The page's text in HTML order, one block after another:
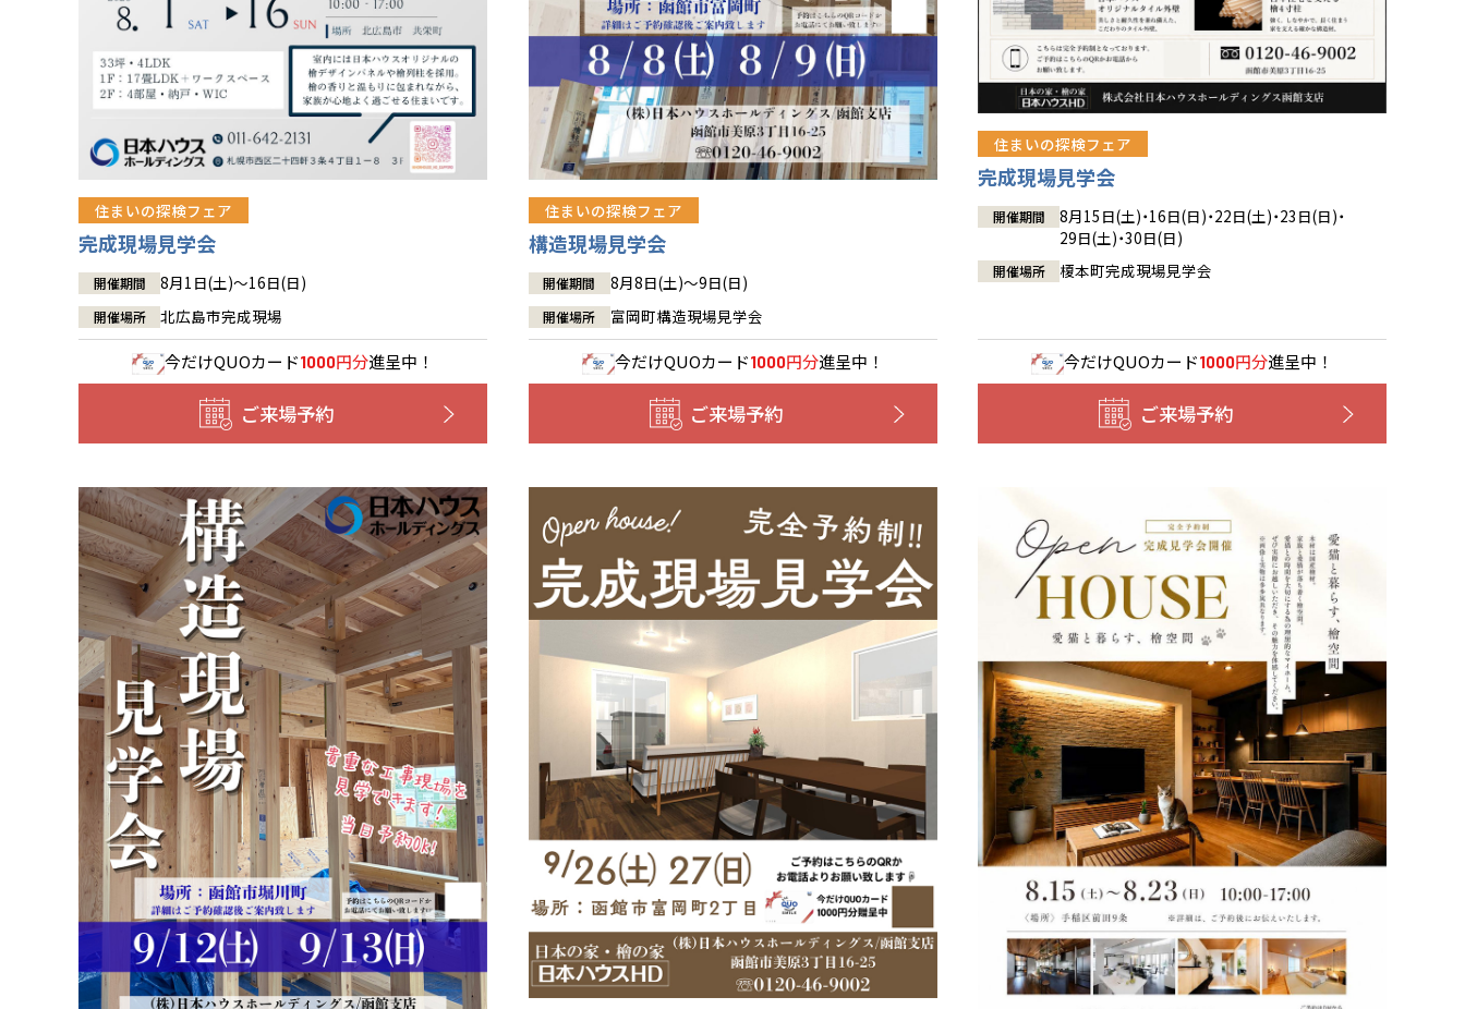
住まいの探検フェア
完成現場見学会
開催期間 8月1日(土)～16日(日)
開催場所 北広島市完成現場
今だけQUOカード1000円分進呈中！
ご来場予約
住まいの探検フェア
構造現場見学会
開催期間 8月8日(土)～9日(日)
開催場所 富岡町構造現場見学会
今だけQUOカード1000円分進呈中！
ご来場予約
住まいの探検フェア
完成現場見学会
開催期間
8月15日(土)・16日(日)・22日(土)・23日(日)・
29日(土)・30日(日)
開催場所 榎本町完成現場見学会
今だけQUOカード1000円分進呈中！
ご来場予約
宮城
福島
富山
石川
福井
神奈川
埼玉
千葉
茨城
栃木
群馬
岐阜
静岡
三重
大阪
京都
兵庫
奈良
滋賀
中国・四国
岡山
香川
愛媛
鳥取
徳島
高知
九州
福岡
佐賀
熊本
長崎
沖縄
分譲マンション
※現住所のある都道府県以外の建築予定地の方でも
現住所の有るお近くの展示場又は店舗にお問合せください。
移住の計画の方もご相談対応します。お気軽にご相談ください。
道南
函館
室蘭
道東
帯広
釧路
岩手県
盛岡
北上
山形県
山形
宮城県
仙台
福島県
郡山
福島
いわき
会津
甲府
長野県
長野
松本
富山県
富山
石川県
金沢
福井県
福井
東京都
世田谷
八王子
神奈川県
横浜
湘南
相模
埼玉県
埼玉
所沢
千葉県
千葉
茨城県
水戸
栃木県
宇都宮
小山
群馬
伊勢崎
愛知県
名古屋
豊橋
岐阜県
岐阜
静岡県
静岡
浜松
三重県
四日市
大阪府
大阪
京都府
京都
兵庫県
姫路
奈良県
奈良
中国・四国
岡山県
岡山
香川県
高松
愛媛県
九州
福岡県
福岡
佐賀県
佐賀
熊本県
熊本
大分県
大分
宮崎